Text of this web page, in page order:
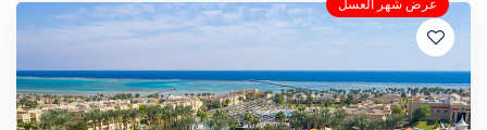
عرض شهر العسل